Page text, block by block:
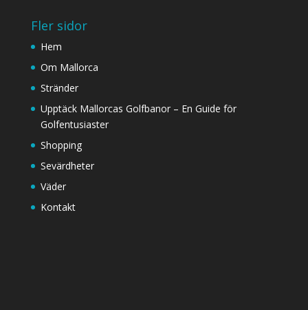
Fler sidor
Hem
Om Mallorca
Stränder
Upptäck Mallorcas Golfbanor – En Guide för
Golfentusiaster
Shopping
Sevärdheter
Väder
Kontakt